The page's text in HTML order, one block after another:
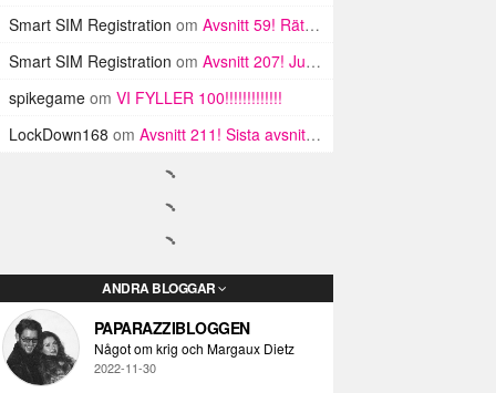
Smart SIM Registration om Avsnitt 59! Rätt mycket nytt faktiskt
Smart SIM Registration om Avsnitt 207! Julspecial
spikegame om VI FYLLER 100!!!!!!!!!!!!!
LockDown168 om Avsnitt 211! Sista avsnittet! HEJ DÅ! (Del 1 och 2)
ANDRA BLOGGAR
PAPARAZZIBLOGGEN
Något om krig och Margaux Dietz
2022-11-30